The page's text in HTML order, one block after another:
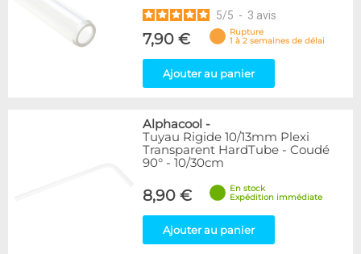
5/5 - 3 avis
7,90 €
Rupture
1 à 2 semaines de délai
Ajouter au panier
Alphacool -
Tuyau Rigide 10/13mm Plexi
Transparent HardTube - Coudé
90° - 10/30cm
8,90 €
En stock
Expédition immédiate
Ajouter au panier